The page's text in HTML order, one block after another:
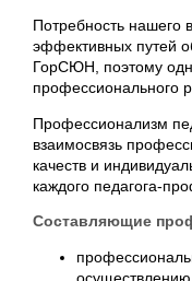
Потребность
эффективных путей
ГорСЮН, поэтому
профессионального
Профессионализм
взаимосвязь
качеств и
каждого педагога-
Составляющие